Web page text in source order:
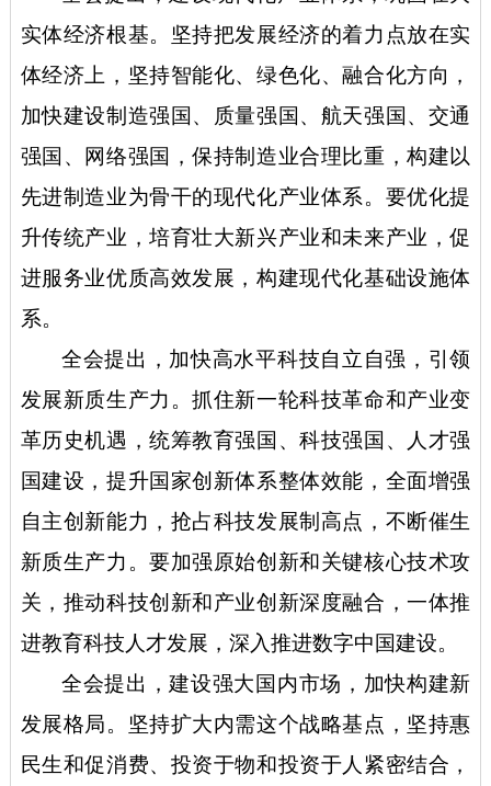
实体经济根基。坚持把发展经济的着力点放在实
体经济上，坚持智能化、绿色化、融合化方向，
加快建设制造强国、质量强国、航天强国、交通
强国、网络强国，保持制造业合理比重，构建以
先进制造业为骨干的现代化产业体系。要优化提
升传统产业，培育壮大新兴产业和未来产业，促
进服务业优质高效发展，构建现代化基础设施体
系。
全会提出，加快高水平科技自立自强，引领
发展新质生产力。抓住新一轮科技革命和产业变
革历史机遇，统筹教育强国、科技强国、人才强
国建设，提升国家创新体系整体效能，全面增强
自主创新能力，抢占科技发展制高点，不断催生
新质生产力。要加强原始创新和关键核心技术攻
关，推动科技创新和产业创新深度融合，一体推
进教育科技人才发展，深入推进数字中国建设。
全会提出，建设强大国内市场，加快构建新
发展格局。坚持扩大内需这个战略基点，坚持惠
民生和促消费、投资于物和投资于人紧密结合，